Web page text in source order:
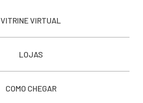
VITRINE VIRTUAL
LOJAS
COMO CHEGAR